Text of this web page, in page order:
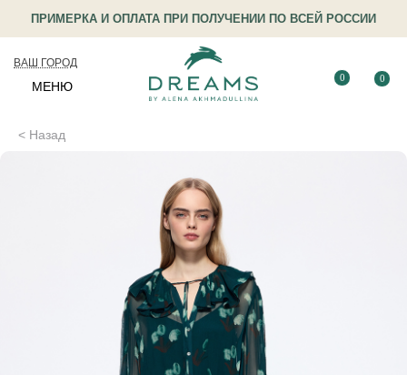
ПРИМЕРКА И ОПЛАТА ПРИ ПОЛУЧЕНИИ ПО ВСЕЙ РОССИИ
ВАШ ГОРОД
МЕНЮ
0 0
< Назад